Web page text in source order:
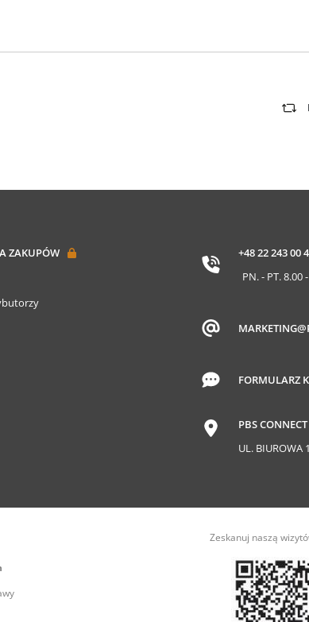
ZAKUPÓW
+48 22 243 00
PN. - PT. 8.00
FORMULARZ
PBS
UL. BIUROWA
Zeskanuj naszą